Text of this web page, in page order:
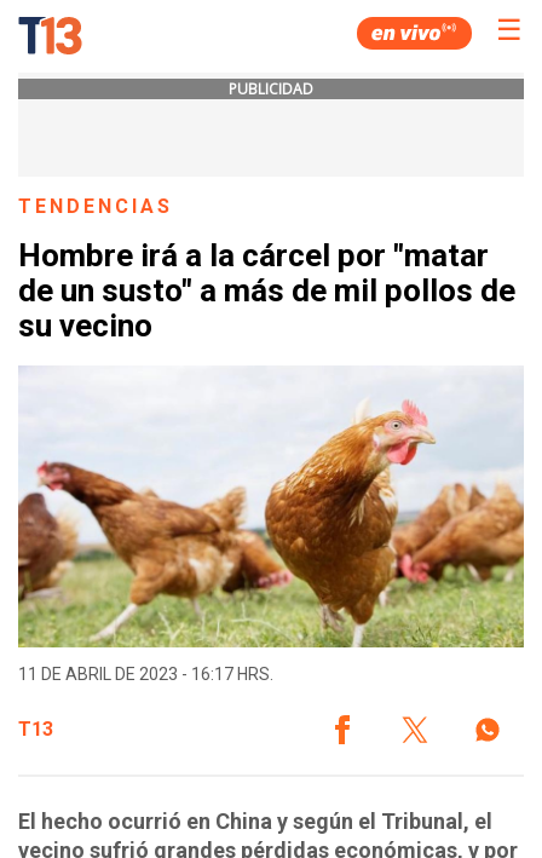
☰
PUBLICIDAD
TENDENCIAS
Hombre irá a la cárcel por "matar
de un susto" a más de mil pollos de
su vecino
11 DE ABRIL DE 2023 - 16:17 HRS.
T13
El hecho ocurrió en China y según el Tribunal, el
vecino sufrió grandes pérdidas económicas, y por